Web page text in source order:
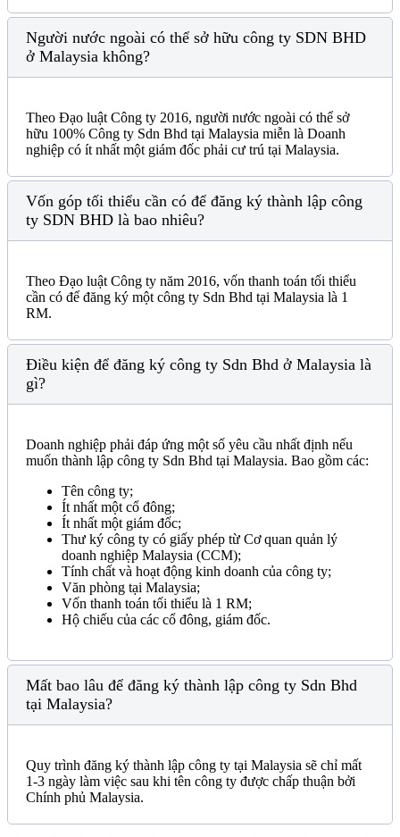
Người nước ngoài có thể sở hữu công ty SDN BHD
ở Malaysia không?
Theo Đạo luật Công ty 2016, người nước ngoài có thể sở
hữu 100% Công ty Sdn Bhd tại Malaysia miễn là Doanh
nghiệp có ít nhất một giám đốc phải cư trú tại Malaysia.
Vốn góp tối thiểu cần có để đăng ký thành lập công
ty SDN BHD là bao nhiêu?
Theo Đạo luật Công ty năm 2016, vốn thanh toán tối thiểu
cần có để đăng ký một công ty Sdn Bhd tại Malaysia là 1
RM.
Điều kiện để đăng ký công ty Sdn Bhd ở Malaysia là
gì?
Doanh nghiệp phải đáp ứng một số yêu cầu nhất định nếu
muốn thành lập công ty Sdn Bhd tại Malaysia. Bao gồm các:
Tên công ty;
Ít nhất một cổ đông;
Ít nhất một giám đốc;
Thư ký công ty có giấy phép từ Cơ quan quản lý
doanh nghiệp Malaysia (CCM);
Tính chất và hoạt động kinh doanh của công ty;
Văn phòng tại Malaysia;
Vốn thanh toán tối thiểu là 1 RM;
Hộ chiếu của các cổ đông, giám đốc.
Mất bao lâu để đăng ký thành lập công ty Sdn Bhd
tại Malaysia?
Quy trình đăng ký thành lập công ty tại Malaysia sẽ chỉ mất
1-3 ngày làm việc sau khi tên công ty được chấp thuận bởi
Chính phủ Malaysia.